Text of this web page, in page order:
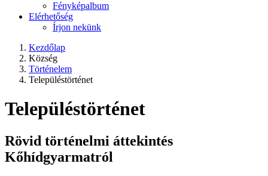
Fényképalbum
Elérhetőség
Írjon nekünk
Kezdőlap
Község
Történelem
Településtörténet
Településtörténet
Rövid történelmi áttekintés
Kőhídgyarmatról